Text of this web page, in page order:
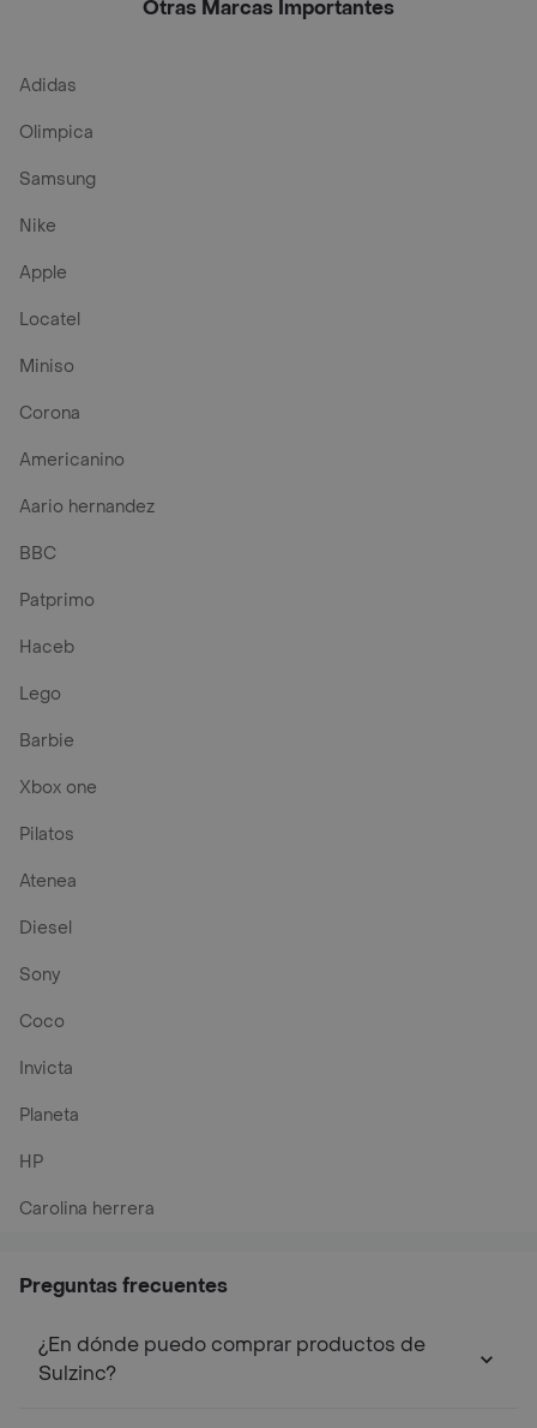
Otras Marcas Importantes
Adidas
Olimpica
Samsung
Nike
Apple
Locatel
Miniso
Corona
Americanino
Aario hernandez
BBC
Patprimo
Haceb
Lego
Barbie
Xbox one
Pilatos
Atenea
Diesel
Sony
Coco
Invicta
Planeta
HP
Carolina herrera
Preguntas frecuentes
¿En dónde puedo comprar productos de
Sulzinc?